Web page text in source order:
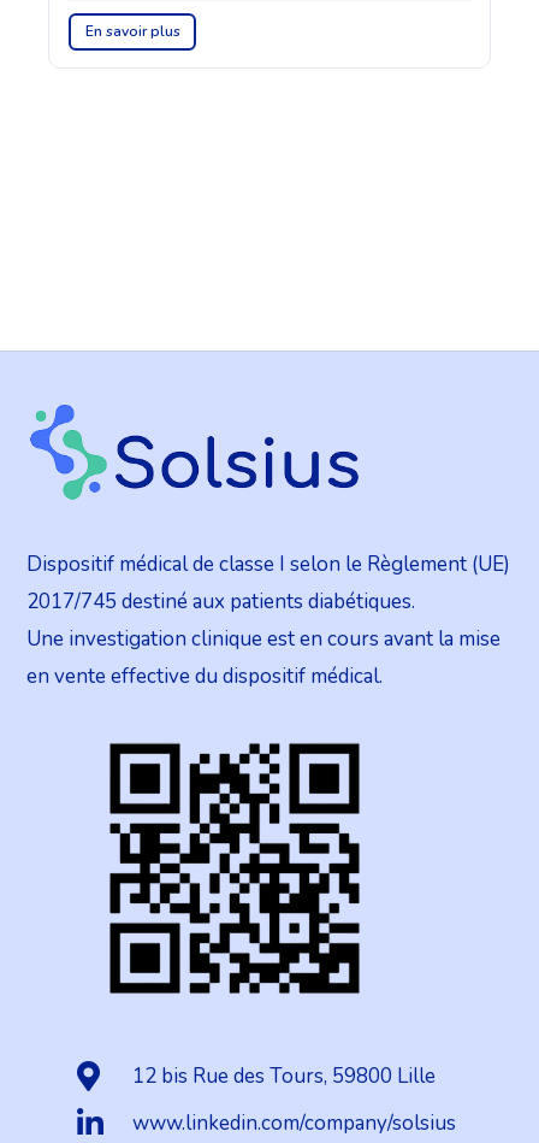
En savoir plus
Dispositif médical de classe I selon le Règlement (UE)
2017/745 destiné aux patients diabétiques.
Une investigation clinique est en cours avant la mise
en vente effective du dispositif médical.
12 bis Rue des Tours, 59800 Lille
www.linkedin.com/company/solsius